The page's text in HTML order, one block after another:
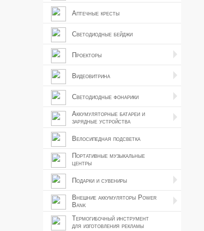
Аптечные кресты
Светодиодные бейджи
Проекторы
Видеовитрина
Светодиодные фонарики
Аккумуляторные батареи и
зарядные устройства
Велосипедная подсветка
Портативные музыкальные
центры
Подарки и сувениры
Внешние аккумуляторы Power
Bank
Термогибочный инструмент
для изготовления рекламы